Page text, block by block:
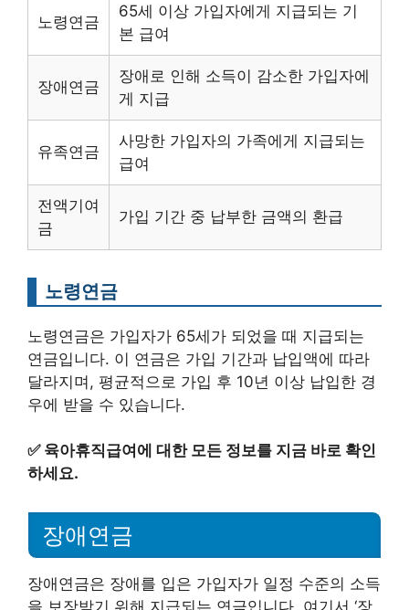
노령연금
65세 이상 가입자에게 지급되는 기
본 급여
장애연금
장애로 인해 소득이 감소한 가입자에
게 지급
유족연금
사망한 가입자의 가족에게 지급되는
급여
전액기여
금
가입 기간 중 납부한 금액의 환급
노령연금
노령연금은 가입자가 65세가 되었을 때 지급되는
연금입니다. 이 연금은 가입 기간과 납입액에 따라
달라지며, 평균적으로 가입 후 10년 이상 납입한 경
우에 받을 수 있습니다.
✅ 육아휴직급여에 대한 모든 정보를 지금 바로 확인
하세요.
장애연금
장애연금은 장애를 입은 가입자가 일정 수준의 소득
을 보장받기 위해 지급되는 연금입니다. 여기서 ‘장